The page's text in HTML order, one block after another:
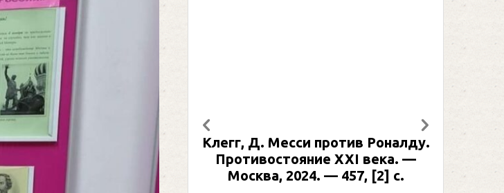
Клегг, Д. Месси против Роналду.
Противостояние XXI века. —
Москва, 2024. — 457, [2] с.
Рабинер, И. Я.
: иллюстрированная
Москва, 2024 (макет
Предыдущий Следующий